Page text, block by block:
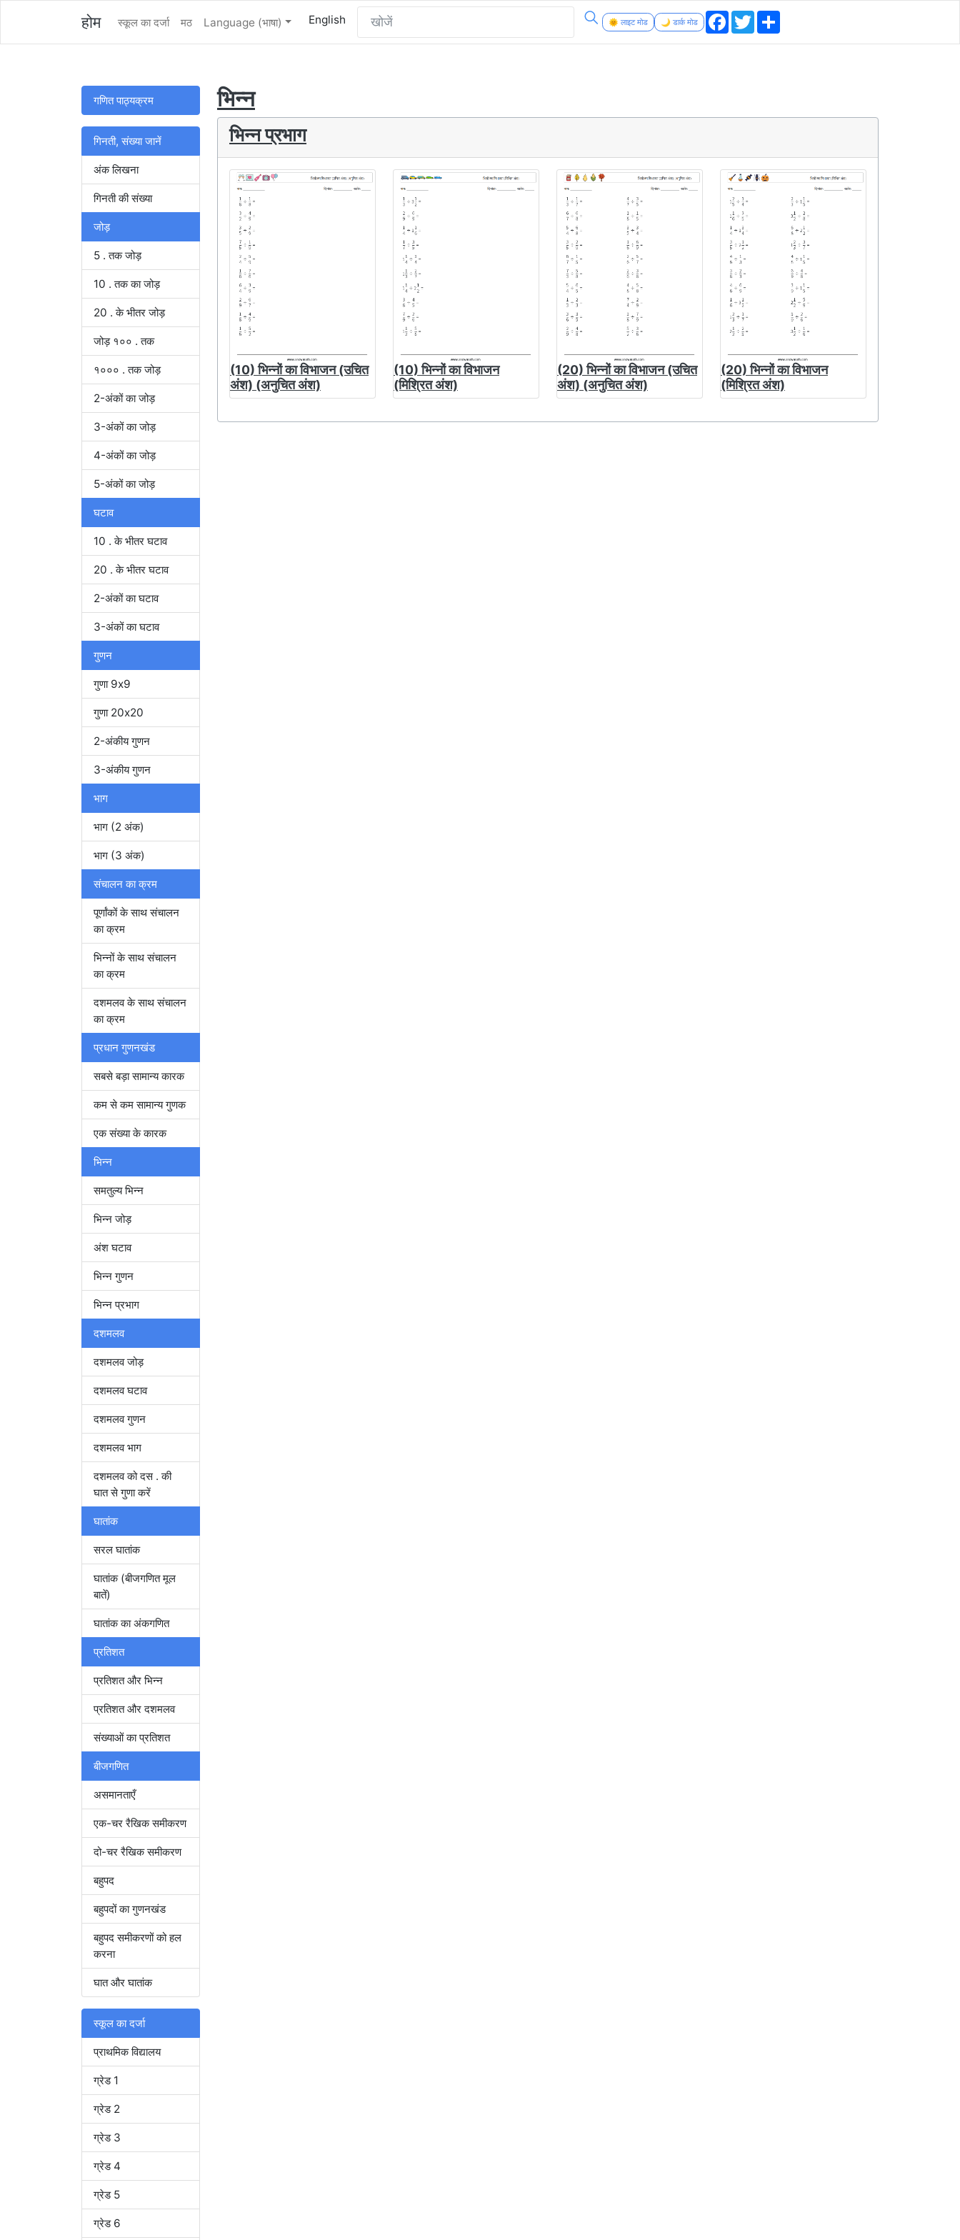
होम स्कूल का दर्जा मठ Language (भाषा) English 🌞 लाइट मोड 🌙 डार्क मोड Facebook
Twitter
गणित पाठ्यक्रम
गिनती, संख्या जानें
अंक लिखना
गिनती की संख्या
जोड़
5 . तक जोड़
10 . तक का जोड़
20 . के भीतर जोड़
जोड़ १०० . तक
१००० . तक जोड़
2-अंकों का जोड़
3-अंकों का जोड़
4-अंकों का जोड़
5-अंकों का जोड़
घटाव
10 . के भीतर घटाव
20 . के भीतर घटाव
2-अंकों का घटाव
3-अंकों का घटाव
गुणन
गुणा 9x9
गुणा 20x20
2-अंकीय गुणन
3-अंकीय गुणन
भाग
भाग (2 अंक)
भाग (3 अंक)
संचालन का क्रम
पूर्णांकों के साथ संचालन
का क्रम
भिन्नों के साथ संचालन
का क्रम
दशमलव के साथ संचालन
का क्रम
प्रधान गुणनखंड
सबसे बड़ा सामान्य कारक
कम से कम सामान्य गुणक
एक संख्या के कारक
भिन्न
समतुल्य भिन्न
भिन्न जोड़
अंश घटाव
भिन्न गुणन
भिन्न प्रभाग
दशमलव
दशमलव जोड़
दशमलव घटाव
दशमलव गुणन
दशमलव भाग
दशमलव को दस . की
घात से गुणा करें
घातांक
सरल घातांक
घातांक (बीजगणित मूल
बातें)
घातांक का अंकगणित
प्रतिशत
प्रतिशत और भिन्न
प्रतिशत और दशमलव
संख्याओं का प्रतिशत
बीजगणित
असमानताएँ
एक-चर रैखिक समीकरण
दो-चर रैखिक समीकरण
बहुपद
बहुपदों का गुणनखंड
बहुपद समीकरणों को हल
करना
घात और घातांक
स्कूल का दर्जा
प्राथमिक विद्यालय
ग्रेड 1
ग्रेड 2
ग्रेड 3
ग्रेड 4
ग्रेड 5
ग्रेड 6
भिन्न
भिन्न प्रभाग
(10) भिन्नों का विभाजन (उचित
अंश) (अनुचित अंश)
(10) भिन्नों का विभाजन
(मिश्रित अंश)
(20) भिन्नों का विभाजन (उचित
अंश) (अनुचित अंश)
(20) भिन्नों का विभाजन
(मिश्रित अंश)